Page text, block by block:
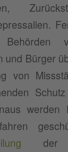
Behörden
und Bürger
von
werden
der